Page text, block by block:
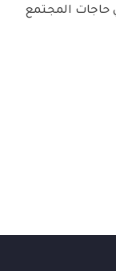
حاجات المجتمع